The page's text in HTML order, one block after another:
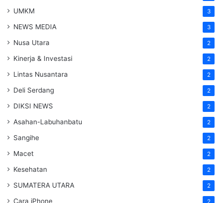
UMKM 3
NEWS MEDIA 3
Nusa Utara 2
Kinerja & Investasi 2
Lintas Nusantara 2
Deli Serdang 2
DIKSI NEWS 2
Asahan-Labuhanbatu 2
Sangihe 2
Macet 2
Kesehatan 2
SUMATERA UTARA 2
Cara iPhone